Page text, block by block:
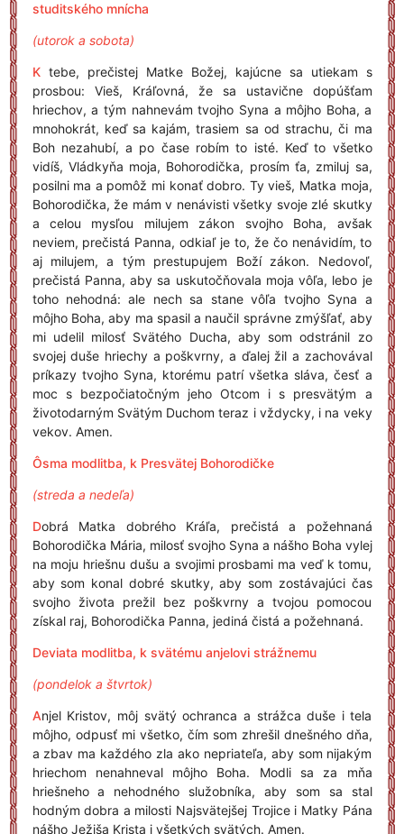
studitského mnícha
(utorok a sobota)
Ktebe, prečistej Matke Božej, kajúcne sa utiekam s
prosbou: Vieš, Kráľovná, že sa ustavične dopúšťam
hriechov, a tým nahnevám tvojho Syna a môjho Boha, a
mnohokrát, keď sa kajám, trasiem sa od strachu, či ma
Boh nezahubí, a po čase robím to isté. Keď to všetko
vidíš, Vládkyňa moja, Bohorodička, prosím ťa, zmiluj sa,
posilni ma a pomôž mi konať dobro. Ty vieš, Matka moja,
Bohorodička, že mám v nenávisti všetky svoje zlé skutky
a celou mysľou milujem zákon svojho Boha, avšak
neviem, prečistá Panna, odkiaľ je to, že čo nenávidím, to
aj milujem, a tým prestupujem Boží zákon. Nedovoľ,
prečistá Panna, aby sa uskutočňovala moja vôľa, lebo je
toho nehodná: ale nech sa stane vôľa tvojho Syna a
môjho Boha, aby ma spasil a naučil správne zmýšľať, aby
mi udelil milosť Svätého Ducha, aby som odstránil zo
svojej duše hriechy a poškvrny, a ďalej žil a zachovával
príkazy tvojho Syna, ktorému patrí všetka sláva, česť a
moc s bezpočiatočným jeho Otcom i s presvätým a
životodarným Svätým Duchom teraz i vždycky, i na veky
vekov. Amen.
Ôsma modlitba, k Presvätej Bohorodičke
(streda a nedeľa)
Dobrá Matka dobrého Kráľa, prečistá a požehnaná
Bohorodička Mária, milosť svojho Syna a nášho Boha vylej
na moju hriešnu dušu a svojimi prosbami ma veď k tomu,
aby som konal dobré skutky, aby som zostávajúci čas
svojho života prežil bez poškvrny a tvojou pomocou
získal raj, Bohorodička Panna, jediná čistá a požehnaná.
Deviata modlitba, k svätému anjelovi strážnemu
(pondelok a štvrtok)
Anjel Kristov, môj svätý ochranca a strážca duše i tela
môjho, odpusť mi všetko, čím som zhrešil dnešného dňa,
a zbav ma každého zla ako nepriateľa, aby som nijakým
hriechom nenahneval môjho Boha. Modli sa za mňa
hriešneho a nehodného služobníka, aby som sa stal
hodným dobra a milosti Najsvätejšej Trojice i Matky Pána
nášho Ježiša Krista i všetkých svätých. Amen.